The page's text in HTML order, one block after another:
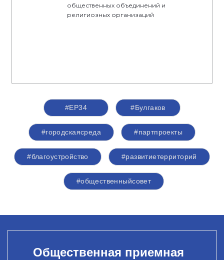
общественных объединений и
религиозных организаций
#ЕР34 #Булгаков
#городскаясреда #партпроекты
#благоустройство #развитиетерриторий
#общественныйсовет
Общественная приемная